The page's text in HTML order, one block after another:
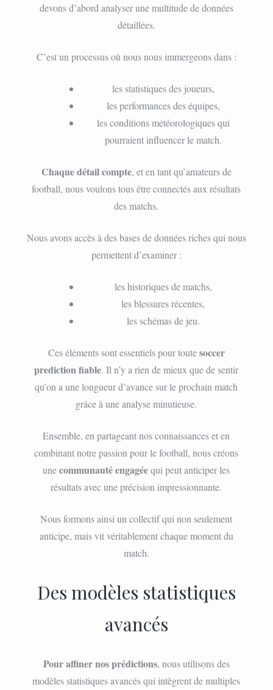
devons d’abord analyser une multitude de données
détaillées.
C’est un processus où nous nous immergeons dans :
les statistiques des joueurs,
les performances des équipes,
les conditions météorologiques qui
pourraient influencer le match.
Chaque détail compte, et en tant qu’amateurs de
football, nous voulons tous être connectés aux résultats
des matchs.
Nous avons accès à des bases de données riches qui nous
permettent d’examiner :
les historiques de matchs,
les blessures récentes,
les schémas de jeu.
Ces éléments sont essentiels pour toutesoccer
prediction fiable. Il n’y a rien de mieux que de sentir
qu’on a une longueur d’avance sur le prochain match
grâce à une analyse minutieuse.
Ensemble, en partageant nos connaissances et en
combinant notre passion pour le football, nous créons
unecommunauté engagéequi peut anticiper les
résultats avec une précision impressionnante.
Nous formons ainsi un collectif qui non seulement
anticipe, mais vit véritablement chaque moment du
match.
Des modèles statistiques
avancés
Pour affiner nos prédictions, nous utilisons des
modèles statistiques avancés qui intègrent de multiples